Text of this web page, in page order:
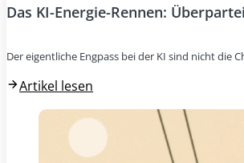
Das KI-Energie-Rennen:
Der eigentliche Engpass bei der KI sind nicht
Artikel lesen